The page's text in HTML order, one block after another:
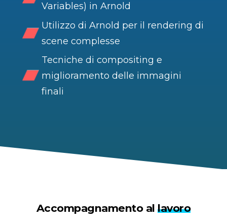
Variables) in Arnold
Utilizzo di Arnold per il rendering di
scene complesse
Tecniche di compositing e
miglioramento delle immagini
finali
Accompagnamento allavoro